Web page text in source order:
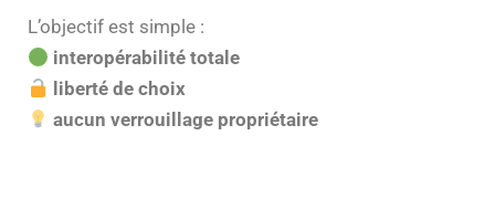
L’objectif est simple :
interopérabilité totale
liberté de choix
aucun verrouillage propriétaire